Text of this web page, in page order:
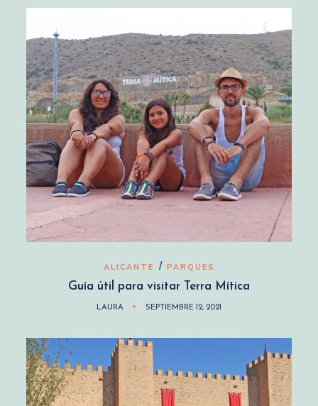
ALICANTE / PARQUES
Guía útil para visitar Terra Mítica
LAURA SEPTIEMBRE 12, 2021